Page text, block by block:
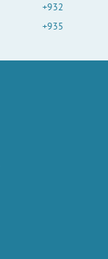
+932
+935